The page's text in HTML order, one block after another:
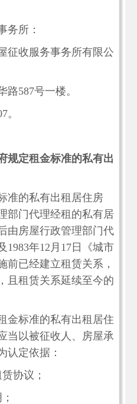
务所：
征收服务事务所有限公
587号一楼。
。
规定租金标准的私有出
准的私有出租居住房
部门代理经租的私有居
由房屋行政管理部门代
1983年12月17日《城市
前已经建立租赁关系，
且租赁关系延续至今的
金标准的私有出租居住
当以被征收人、房屋承
认定依据：
协议；